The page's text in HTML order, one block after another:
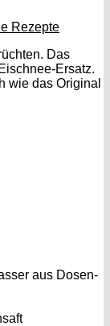
Rezepte
Das
Ersatz.
wie das Original
aus Dosen-